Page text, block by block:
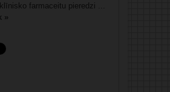
farmaceitu pieredzi ...
»